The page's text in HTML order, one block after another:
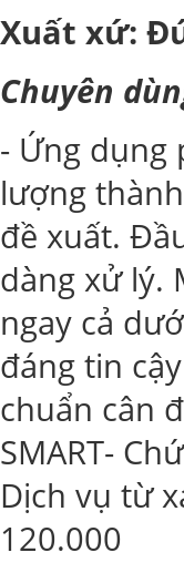
Xuất xứ:
Chuyên
- Ứng dụng
lượng
đề xuất.
dàng xử lý.
ngay cả
đáng tin
chuẩn cân
SMART-
Dịch vụ từ
120.000